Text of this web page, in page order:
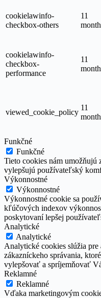
cookielawinfo-
checkbox-others
11
cookielawinfo-
checkbox-
performance
11
viewed_cookie_policy
11
Funkčné
Funkčné
Tieto cookies nám umožňujú
vylepšujú používateľský
Výkonnostné
Výkonnostné
Výkonnostné cookie sa
kľúčových indexov
poskytovaní lepšej
Analytické
Analytické
Analytické cookies slúžia
zákazníckeho správania,
vylepšovať a spríjemňovať
Reklamné
Reklamné
Vďaka marketingovým